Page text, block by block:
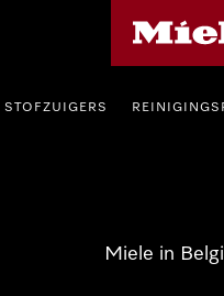
STOFZUIGERS
Miele in